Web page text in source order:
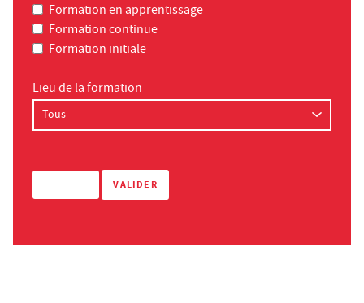
Formation en apprentissage
Formation continue
Formation initiale
Lieu de la formation